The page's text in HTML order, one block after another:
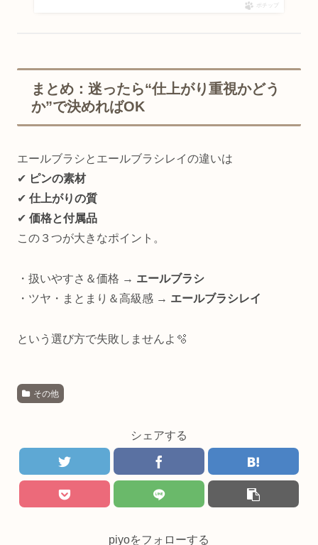
ポチップ
まとめ：迷ったら“仕上がり重視かどう
か”で決めればOK
エールブラシとエールブラシレイの違いは
✔︎ ピンの素材
✔︎ 仕上がりの質
✔︎ 価格と付属品
この３つが大きなポイント。
・扱いやすさ＆価格 → エールブラシ
・ツヤ・まとまり＆高級感 → エールブラシレイ
という選び方で失敗しませんよ🫧
その他
シェアする
piyoをフォローする